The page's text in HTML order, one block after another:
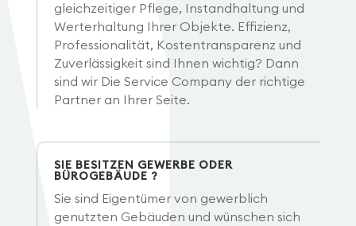
gleichzeitiger Pflege, Instandhaltung und
Werterhaltung Ihrer Objekte. Effizienz,
Professionalität, Kostentransparenz und
Zuverlässigkeit sind Ihnen wichtig? Dann
sind wir Die Service Company der richtige
Partner an Ihrer Seite.
SIE BESITZEN GEWERBE ODER
BÜROGEBÄUDE ?
Sie sind Eigentümer von gewerblich
genutzten Gebäuden und wünschen sich